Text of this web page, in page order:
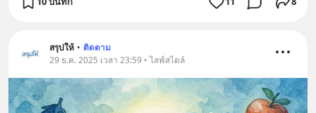
สรุปให้ • ติดตาม
29 ธ.ค. 2025 เวลา 23:59 • ไลฟ์สไตล์